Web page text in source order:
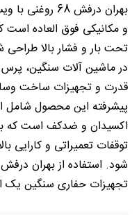
بهران درفش 68
و مکانیکی فوق العاده
تحت بار و فشار بالا
در ماشین آلات سنگین،
قدرت و تجهیزات ساخت
پیشرفته این محصول شامل
اکسیدان و ضدکف است که
توقفات تعمیراتی و
تجهیزات حفاری سنگین